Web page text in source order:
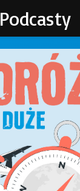
Podcasty